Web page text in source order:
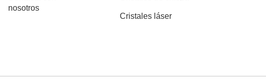
nosotros
Cristales láser